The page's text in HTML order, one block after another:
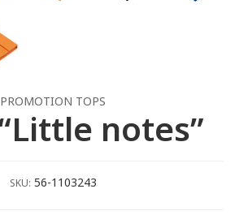
PROMOTION TOPS
notes”
SKU: 56-1103243